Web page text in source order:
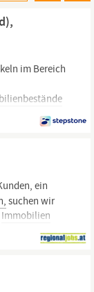
im Bereich
verantwortet
ein
suchen wir
Immobilien